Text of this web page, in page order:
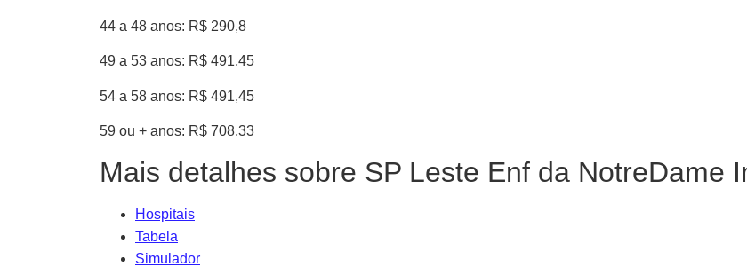
44 a 48 anos: R$ 290,8
49 a 53 anos: R$ 491,45
54 a 58 anos: R$ 491,45
59 ou + anos: R$ 708,33
Mais detalhes sobre SP Leste Enf da NotreDame
Hospitais
Tabela
Simulador